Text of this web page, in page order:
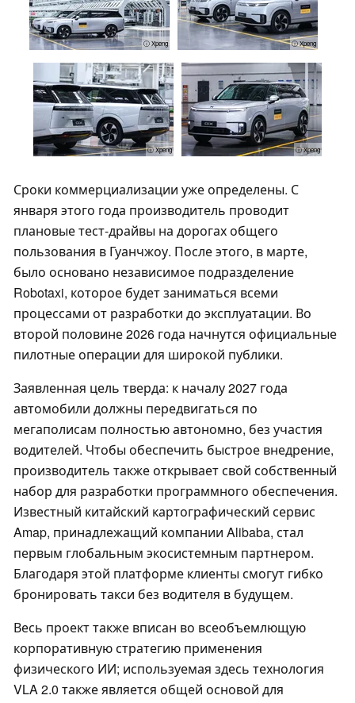
ⓘ Xpeng ⓘ Xpeng
ⓘ Xpeng ⓘ Xpeng
Сроки коммерциализации уже определены. С
января этого года производитель проводит
плановые тест-драйвы на дорогах общего
пользования в Гуанчжоу. После этого, в марте,
было основано независимое подразделение
Robotaxi, которое будет заниматься всеми
процессами от разработки до эксплуатации. Во
второй половине 2026 года начнутся официальные
пилотные операции для широкой публики.
Заявленная цель тверда: к началу 2027 года
автомобили должны передвигаться по
мегаполисам полностью автономно, без участия
водителей. Чтобы обеспечить быстрое внедрение,
производитель также открывает свой собственный
набор для разработки программного обеспечения.
Известный китайский картографический сервис
Amap, принадлежащий компании Alibaba, стал
первым глобальным экосистемным партнером.
Благодаря этой платформе клиенты смогут гибко
бронировать такси без водителя в будущем.
Весь проект также вписан во всеобъемлющую
корпоративную стратегию применения
физического ИИ; используемая здесь технология
VLA 2.0 также является общей основой для